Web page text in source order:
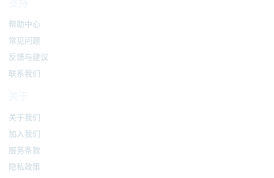
帮助中心
常见问题
反馈与建议
联系我们
关于我们
加入我们
服务条款
隐私政策